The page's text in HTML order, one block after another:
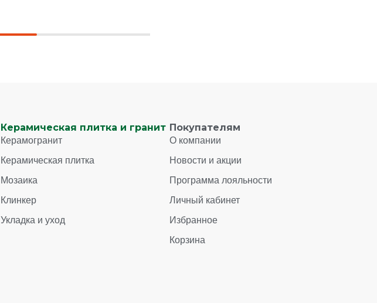
Керамическая плитка и гранит
Керамогранит
Керамическая плитка
Мозаика
Клинкер
Укладка и уход
Покупателям
О компании
Новости и акции
Программа лояльности
Личный кабинет
Избранное
Корзина